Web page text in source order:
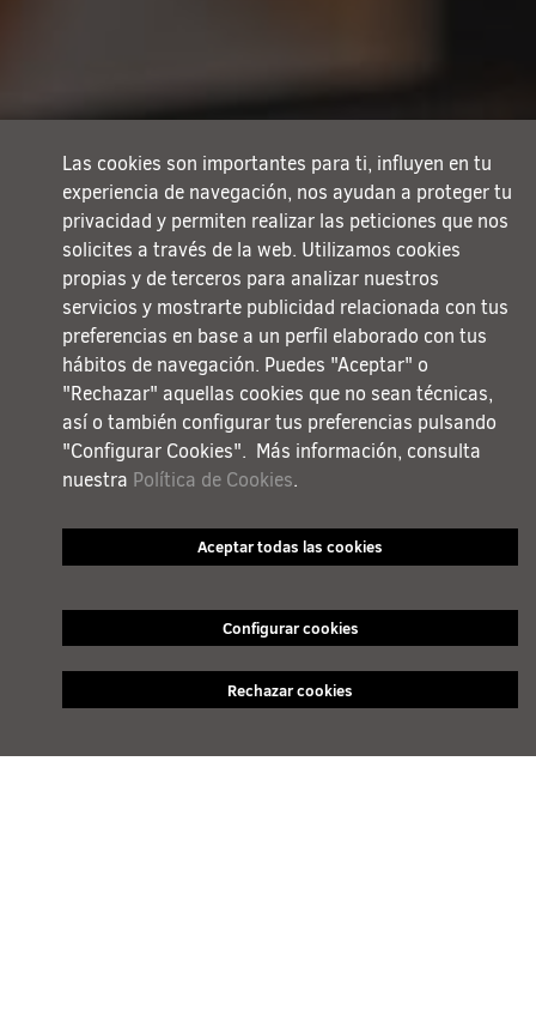
Las cookies son importantes para ti, influyen en tu
experiencia de navegación, nos ayudan a proteger tu
privacidad y permiten realizar las peticiones que nos
solicites a través de la web. Utilizamos cookies
propias y de terceros para analizar nuestros
servicios y mostrarte publicidad relacionada con tus
preferencias en base a un perfil elaborado con tus
hábitos de navegación. Puedes "Aceptar" o
"Rechazar" aquellas cookies que no sean técnicas,
así o también configurar tus preferencias pulsando
"Configurar Cookies". Más información, consulta
nuestra Política de Cookies.
Aceptar todas las cookies
Configurar cookies
Rechazar cookies